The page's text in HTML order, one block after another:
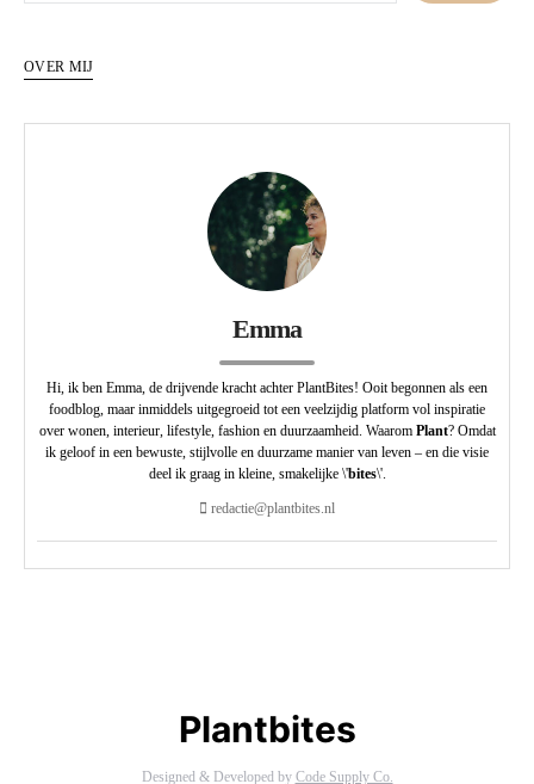
OVER MIJ
Emma
Hi, ik ben Emma, de drijvende kracht achter PlantBites! Ooit begonnen als een
foodblog, maar inmiddels uitgegroeid tot een veelzijdig platform vol inspiratie
over wonen, interieur, lifestyle, fashion en duurzaamheid. Waarom Plant? Omdat
ik geloof in een bewuste, stijlvolle en duurzame manier van leven – en die visie
deel ik graag in kleine, smakelijke \'bites\'.
redactie@plantbites.nl
Plantbites
Designed & Developed by Code Supply Co.